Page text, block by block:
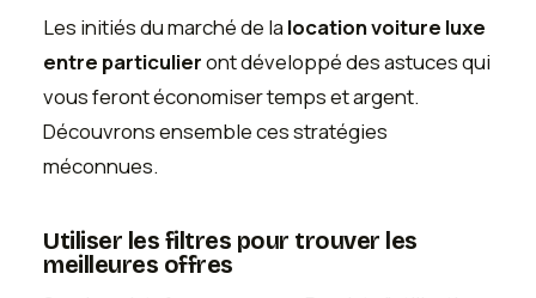
Les initiés du marché de la location voiture luxe
entre particulieront développé des astuces qui
vous feront économiser temps et argent.
Découvrons ensemble ces stratégies
méconnues.
Utiliser les filtres pour trouver les
meilleures offres